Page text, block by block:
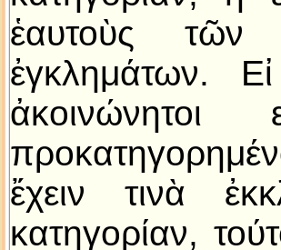
ἑαυτοὺς τῶν
ἐγκλημάτων.
ἔχειν τινὰ
κατηγορίαν,